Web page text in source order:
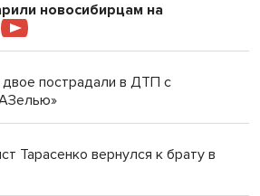
новосибирцам на
пострадали в ДТП с
Тарасенко вернулся к брату в